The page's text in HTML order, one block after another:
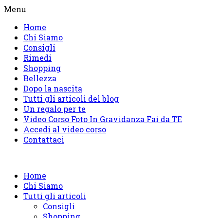
Salta
contenuto
Menu
Home
Chi Siamo
Consigli
Rimedi
Shopping
Bellezza
Dopo la nascita
Tutti gli articoli del blog
Un regalo per te
Video Corso Foto In Gravidanza Fai da TE
Accedi al video corso
Contattaci
Home
Chi Siamo
Tutti gli articoli
Consigli